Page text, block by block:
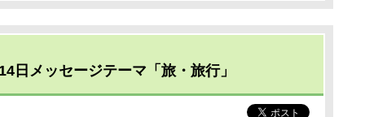
日メッセージテーマ「旅・旅行」